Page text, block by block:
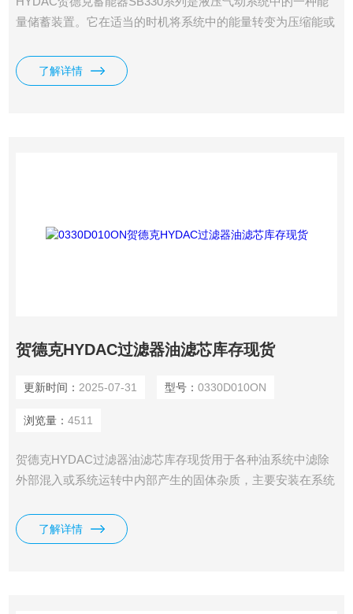
量储蓄装置。它在适当的时机将系统中的能量转变为压缩能或
或气压等能而释放出来，重新补供给系统。当系统瞬间压力增
大时，它可以吸收这部分的能量，以保证整个系统压力正常。
了解详情
贺德克HYDAC过滤器油滤芯库存现货
更新时间： 2025-07-31 型号： 0330D010ON
浏览量： 4511
贺德克HYDAC过滤器油滤芯库存现货用于各种油系统中滤除
外部混入或系统运转中内部产生的固体杂质，主要安装在系统
滤系统上。
了解详情